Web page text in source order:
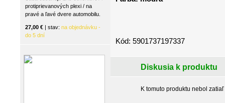
protiprievanových plexi / na
pravé a ľavé dvere automobilu.
27,00 € | stav: na objednávku -
do 5 dní
Kód: 5901737197337
Diskusia k produktu
K tomuto produktu nebol